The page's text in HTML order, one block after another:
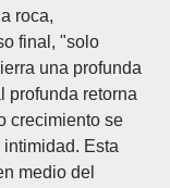
roca,
final, "solo
una profunda
profunda retorna
crecimiento se
Esta
medio del